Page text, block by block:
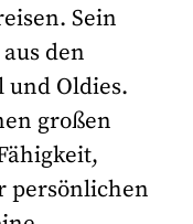
Sein
den
und Oldies.
großen
persönlichen